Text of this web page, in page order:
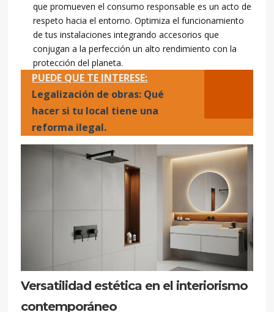
que promueven el consumo responsable es un acto de
respeto hacia el entorno. Optimiza el funcionamiento
de tus instalaciones integrando accesorios que
conjugan a la perfección un alto rendimiento con la
protección del planeta.
PUEDE QUE TE INTERESE:
Legalización de obras: Qué
hacer si tu local tiene una
reforma ilegal.
Versatilidad estética en el interiorismo
contemporáneo